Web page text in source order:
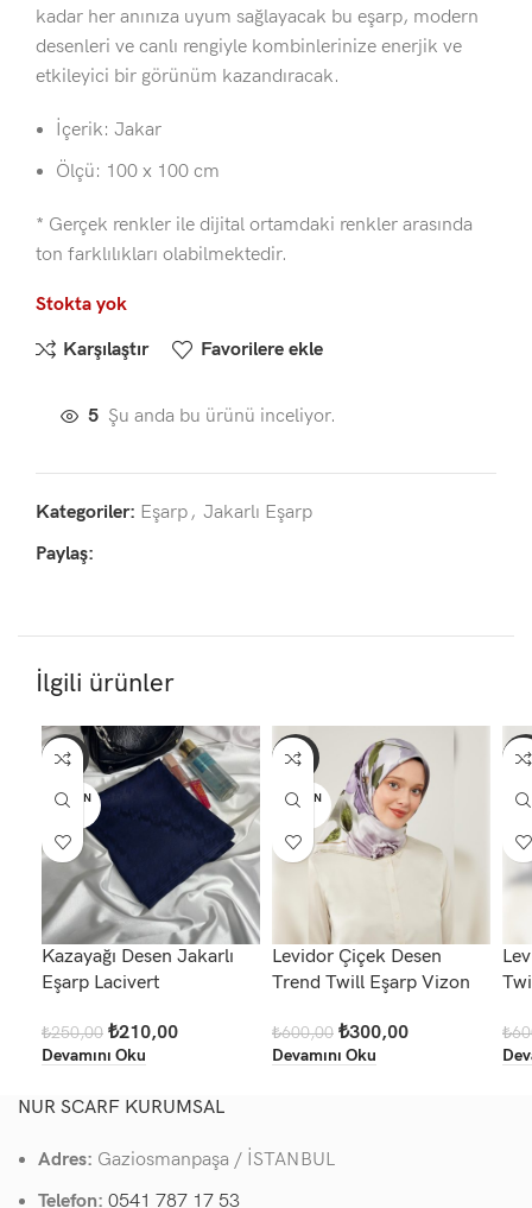
kadar her anınıza uyum sağlayacak bu eşarp, modern
desenleri ve canlı rengiyle kombinlerinize enerjik ve
etkileyici bir görünüm kazandıracak.
İçerik: Jakar
Ölçü: 100 x 100 cm
* Gerçek renkler ile dijital ortamdaki renkler arasında
ton farklılıkları olabilmektedir.
Stokta yok
Karşılaştır
Favorilere ekle
5 Şu anda bu ürünü inceliyor.
Kategoriler: Eşarp, Jakarlı Eşarp
Paylaş:
İlgili ürünler
-16%
TÜKEN
DI
Kazayağı Desen Jakarlı
Eşarp Lacivert
₺250,00 ₺210,00
Devamını Oku
-50%
TÜKEN
DI
Levidor Çiçek Desen
Trend Twill Eşarp Vizon
₺600,00 ₺300,00
Devamını Oku
-
₺
NUR SCARF KURUMSAL
Adres: Gaziosmanpaşa / İSTANBUL
Telefon: 0541 787 17 53